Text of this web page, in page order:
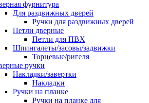
фурнитура
Для раздвижных дверей
Ручки для раздвижных дверей
Петли дверные
Петли для ПВХ
Шпингалеты/засовы/задвижки
Торцевые/ригеля
ручки
Накладки/завертки
Накладки
Ручки на планке
Ручки на планке для